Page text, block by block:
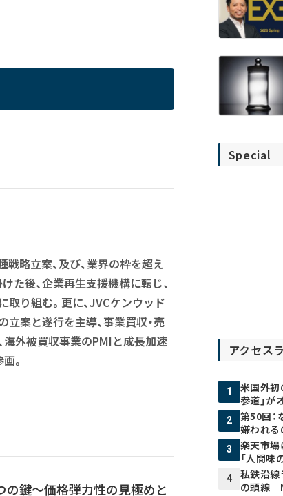
略立案、及び、業界の枠を超え
た後、企業再生支援機構に転じ、
り組む。更に、JVCケンウッド
案と遂行を主導、事業買収・売
海外被買収事業のPMIと成長加速
。
鍵～価格弾力性の見極めと
Special
アクセス
1
米国外
参道」が
2
第50回：
嫌われる
3
楽天市
「人間味
4
私鉄沿線
の頭線